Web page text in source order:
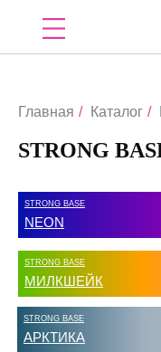
Главная / Каталог /
STRONG
STRONG BASE
NEON
STRONG BASE
МИЛКШЕЙК
STRONG BASE
АРКТИКА